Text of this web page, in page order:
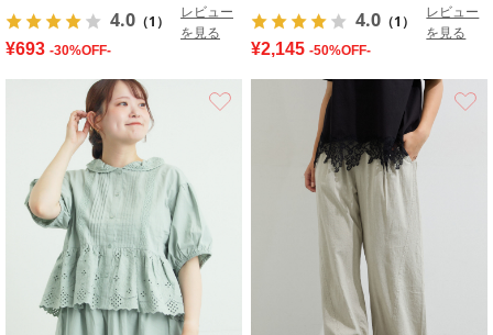
4.0 （1）
レビュー
を見る
¥693 -30%OFF-
4.0 （1）
レビュー
を見る
¥2,145 -50%OFF-